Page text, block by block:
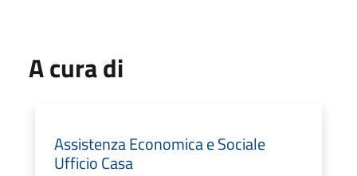
A cura di
Assistenza Economica e Sociale
Ufficio Casa